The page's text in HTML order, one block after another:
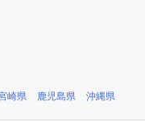
崎県 鹿児島県 沖縄県